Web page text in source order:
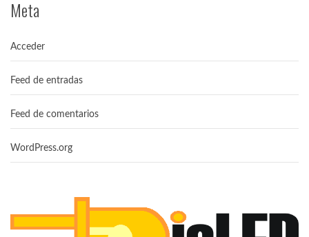
Meta
Acceder
Feed de entradas
Feed de comentarios
WordPress.org